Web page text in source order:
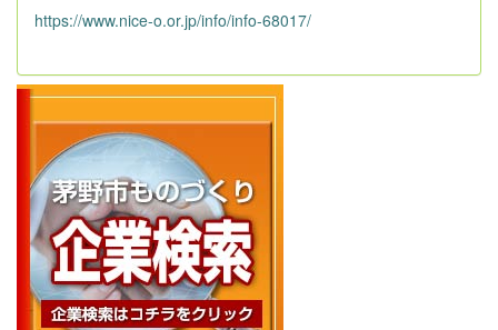
https://www.nice-o.or.jp/info/info-68017/